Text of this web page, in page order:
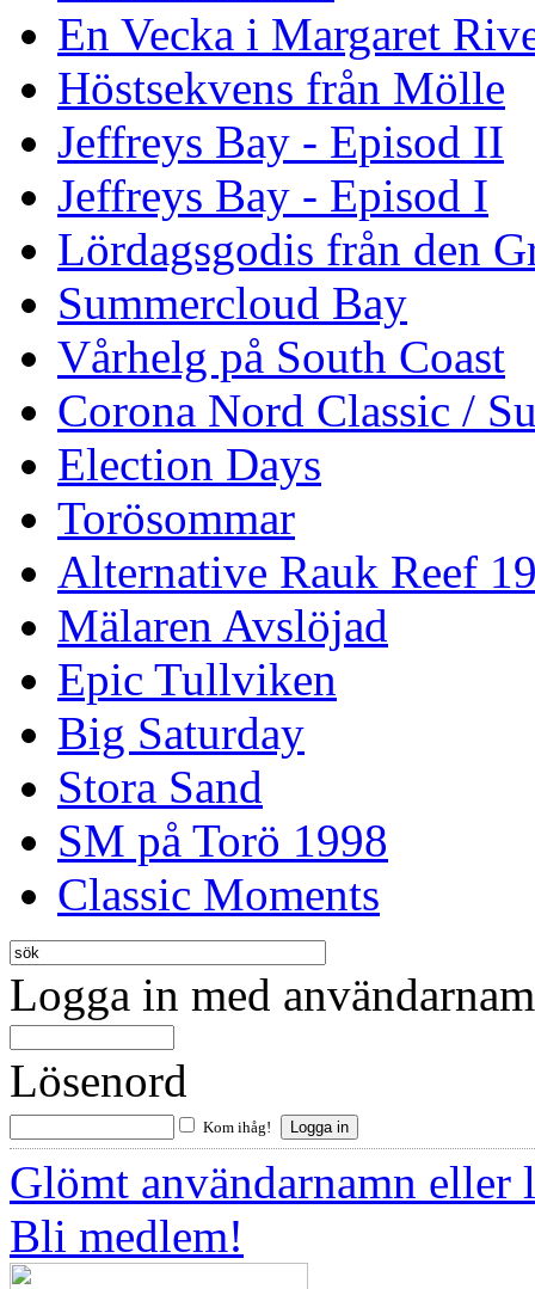
En Vecka i Margaret
Höstsekvens från Mölle
Jeffreys Bay - Episod II
Jeffreys Bay - Episod I
Lördagsgodis från den
Summercloud Bay
Vårhelg på South Coast
Corona Nord Classic /
Election Days
Torösommar
Alternative Rauk Reef
Mälaren Avslöjad
Epic Tullviken
Big Saturday
Stora Sand
SM på Torö 1998
Classic Moments
Logga in med
Lösenord
Kom ihåg!
Glömt användarnamn eller
Bli medlem!